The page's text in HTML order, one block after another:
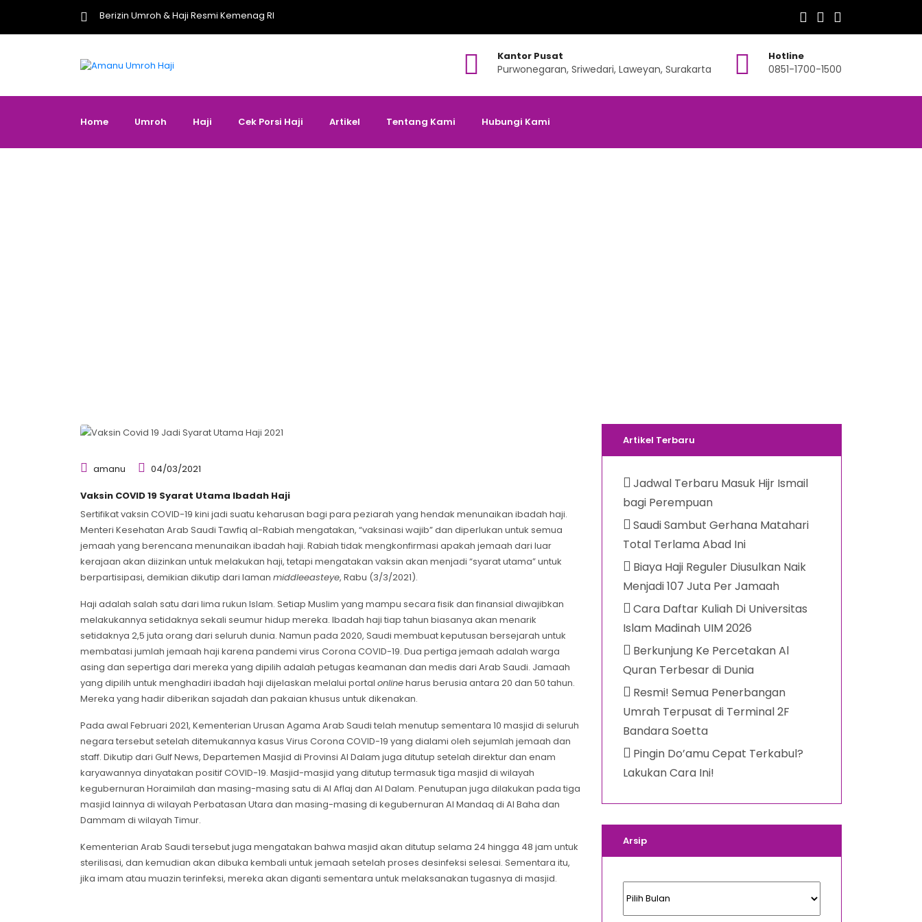
Berizin Umroh & Haji Resmi Kemenag RI
Kantor Pusat
Purwonegaran, Sriwedari, Laweyan, Surakarta
Hotline
0851-1700-1500
Home Umroh Haji Cek Porsi Haji Artikel Tentang Kami Hubungi Kami
amanu 04/03/2021
Vaksin COVID 19 Syarat Utama Ibadah Haji
Sertifikat vaksin COVID-19 kini jadi suatu keharusan bagi para peziarah yang hendak menunaikan ibadah haji.
Menteri Kesehatan Arab Saudi Tawfiq al-Rabiah mengatakan, “vaksinasi wajib” dan diperlukan untuk semua
jemaah yang berencana menunaikan ibadah haji. Rabiah tidak mengkonfirmasi apakah jemaah dari luar
kerajaan akan diizinkan untuk melakukan haji, tetapi mengatakan vaksin akan menjadi “syarat utama” untuk
berpartisipasi, demikian dikutip dari laman middleeasteye, Rabu (3/3/2021).
Haji adalah salah satu dari lima rukun Islam. Setiap Muslim yang mampu secara fisik dan finansial diwajibkan
melakukannya setidaknya sekali seumur hidup mereka. Ibadah haji tiap tahun biasanya akan menarik
setidaknya 2,5 juta orang dari seluruh dunia. Namun pada 2020, Saudi membuat keputusan bersejarah untuk
membatasi jumlah jemaah haji karena pandemi virus Corona COVID-19. Dua pertiga jemaah adalah warga
asing dan sepertiga dari mereka yang dipilih adalah petugas keamanan dan medis dari Arab Saudi. Jamaah
yang dipilih untuk menghadiri ibadah haji dijelaskan melalui portal onlineharus berusia antara 20 dan 50 tahun.
Mereka yang hadir diberikan sajadah dan pakaian khusus untuk dikenakan.
Pada awal Februari 2021, Kementerian Urusan Agama Arab Saudi telah menutup sementara 10 masjid di seluruh
negara tersebut setelah ditemukannya kasus Virus Corona COVID-19 yang dialami oleh sejumlah jemaah dan
staff. Dikutip dari Gulf News, Departemen Masjid di Provinsi Al Dalam juga ditutup setelah direktur dan enam
karyawannya dinyatakan positif COVID-19. Masjid-masjid yang ditutup termasuk tiga masjid di wilayah
kegubernuran Horaimilah dan masing-masing satu di Al Aflaj dan Al Dalam. Penutupan juga dilakukan pada tiga
masjid lainnya di wilayah Perbatasan Utara dan masing-masing di kegubernuran Al Mandaq di Al Baha dan
Dammam di wilayah Timur.
Kementerian Arab Saudi tersebut juga mengatakan bahwa masjid akan ditutup selama 24 hingga 48 jam untuk
sterilisasi, dan kemudian akan dibuka kembali untuk jemaah setelah proses desinfeksi selesai. Sementara itu,
jika imam atau muazin terinfeksi, mereka akan diganti sementara untuk melaksanakan tugasnya di masjid.
Artikel Terbaru
Jadwal Terbaru Masuk Hijr Ismail
bagi Perempuan
Saudi Sambut Gerhana Matahari
Total Terlama Abad Ini
Biaya Haji Reguler Diusulkan Naik
Menjadi 107 Juta Per Jamaah
Cara Daftar Kuliah Di Universitas
Islam Madinah UIM 2026
Berkunjung Ke Percetakan Al
Quran Terbesar di Dunia
Resmi! Semua Penerbangan
Umrah Terpusat di Terminal 2F
Bandara Soetta
Pingin Do’amu Cepat Terkabul?
Lakukan Cara Ini!
Arsip
Arsip